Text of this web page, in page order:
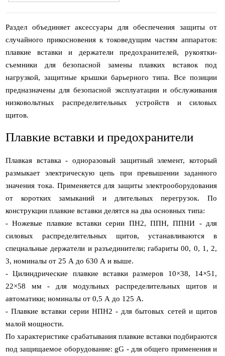
Раздел объединяет аксессуары для обеспечения защиты от
случайного прикосновения к токоведущим частям аппаратов:
плавкие вставки и держатели предохранителей, рукоятки-
съемники для безопасной замены плавких вставок под
нагрузкой, защитные крышки барьерного типа. Все позиции
предназначены для безопасной эксплуатации и обслуживания
низковольтных распределительных устройств и силовых
щитов.
Плавкие вставки и предохранители
Плавкая вставка - одноразовый защитный элемент, который
размыкает электрическую цепь при превышении заданного
значения тока. Применяется для защиты электрооборудования
от коротких замыканий и длительных перегрузок. По
конструкции плавкие вставки делятся на два основных типа:
- Ножевые плавкие вставки серии ПН2, ППН, ППНИ - для
силовых распределительных щитов, устанавливаются в
специальные держатели и разъединители; габариты 00, 0, 1, 2,
3, номиналы от 25 А до 630 А и выше.
- Цилиндрические плавкие вставки размеров 10×38, 14×51,
22×58 мм - для модульных распределительных щитов и
автоматики; номиналы от 0,5 А до 125 А.
- Плавкие вставки серии НПН2 - для бытовых сетей и щитов
малой мощности.
По характеристике срабатывания плавкие вставки подбираются
под защищаемое оборудование: gG - для общего применения и